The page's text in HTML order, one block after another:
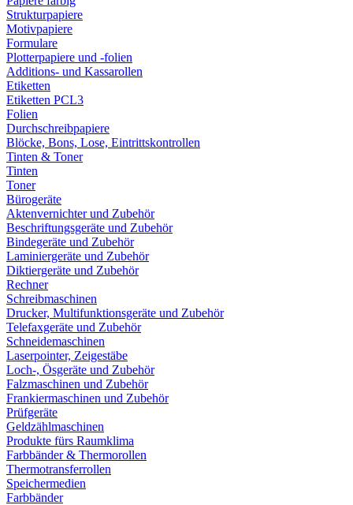
Strukturpapiere
Motivpapiere
Formulare
Plotterpapiere und -folien
Additions- und Kassarollen
Etiketten
Etiketten PCL3
Folien
Durchschreibpapiere
Blöcke, Bons, Lose, Eintrittskontrollen
Tinten & Toner
Tinten
Toner
Bürogeräte
Aktenvernichter und Zubehör
Beschriftungsgeräte und Zubehör
Bindegeräte und Zubehör
Laminiergeräte und Zubehör
Diktiergeräte und Zubehör
Rechner
Schreibmaschinen
Drucker, Multifunktionsgeräte und Zubehör
Telefaxgeräte und Zubehör
Schneidemaschinen
Laserpointer, Zeigestäbe
Loch-, Ösgeräte und Zubehör
Falzmaschinen und Zubehör
Frankiermaschinen und Zubehör
Prüfgeräte
Geldzählmaschinen
Produkte fürs Raumklima
Farbbänder & Thermorollen
Thermotransferrollen
Speichermedien
Farbbänder